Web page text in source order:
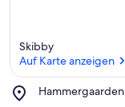
Skibby
Auf Karte anzeigen
Hammergaarden
Place,